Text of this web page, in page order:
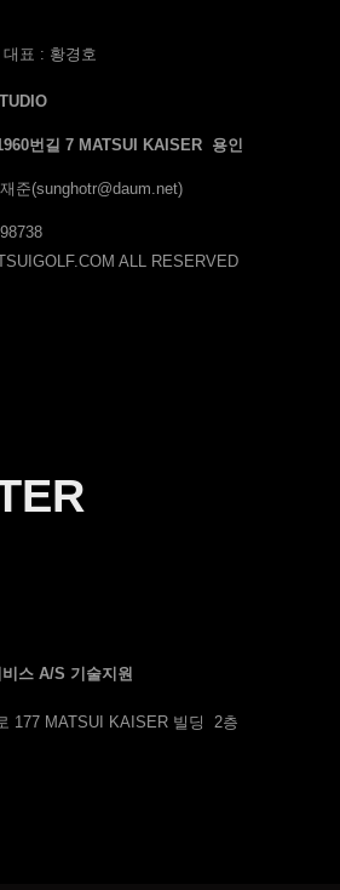
대표 : 황경호
번길 7 MATSUI KAISER 용인
준(sunghotr@daum.net)
ALL RESERVED
스 A/S 기술지원
177 MATSUI KAISER 빌딩 2층